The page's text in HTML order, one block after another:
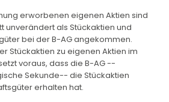
erworbenen eigenen Aktien sind
unverändert als Stückaktien und
bei der B-AG angekommen.
Stückaktien zu eigenen Aktien im
voraus, dass die B-AG --
Sekunde-- die Stückaktien
erhalten hat.